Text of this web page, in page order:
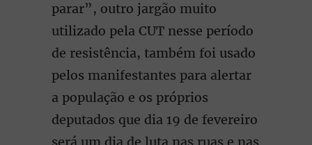
parar”, outro jargão muito
utilizado pela CUT nesse período
de resistência, também foi usado
pelos manifestantes para alertar
a população e os próprios
deputados que dia 19 de fevereiro